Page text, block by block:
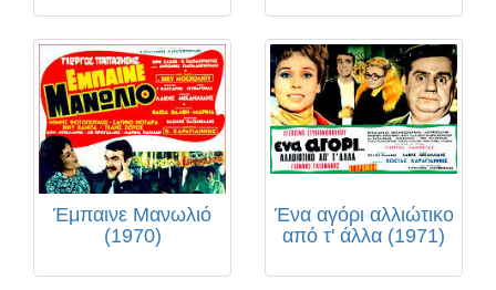
Έμπαινε Μανωλιό
(1970)
Ένα αγόρι αλλιώτικο
από τ' άλλα (1971)